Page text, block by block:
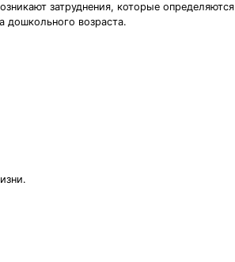
затруднения, которые определяются
дошкольного возраста.